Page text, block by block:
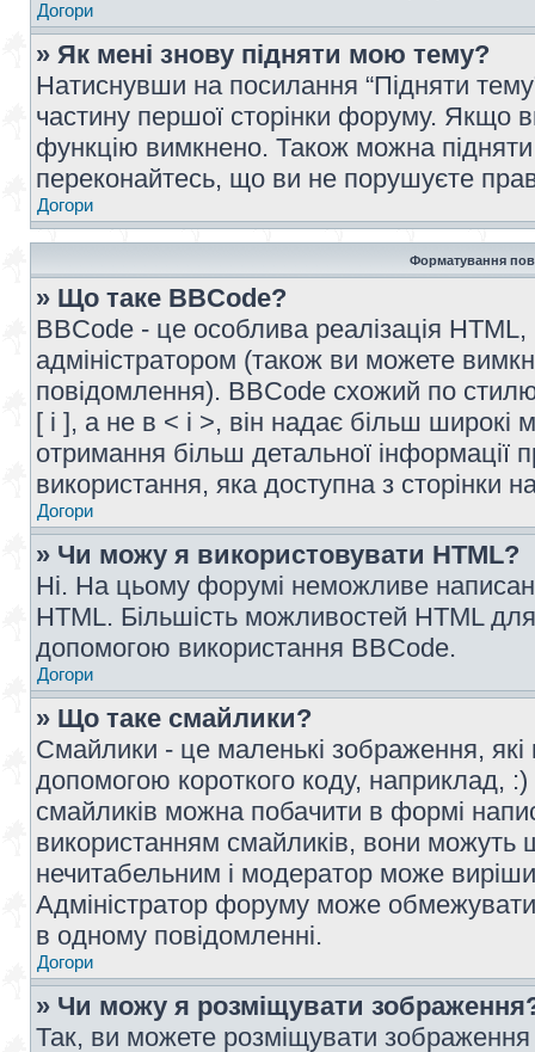
Догори
» Як мені знову підняти мою тему?
Натиснувши на посилання “Підняти
частину першої сторінки форуму. Якщо
функцію вимкнено. Також можна
переконайтесь, що ви не порушуєте
Догори
Форматування
» Що таке BBCode?
BBCode - це особлива реалізація
адміністратором (також ви можете
повідомлення). BBCode схожий по
[ і ], а не в < і >, він надає більш
отримання більш детальної інформації
використання, яка доступна з сторінки
Догори
» Чи можу я використовувати HTML?
Ні. На цьому форумі неможливе
HTML. Більшість можливостей HTML
допомогою використання BBCode.
Догори
» Що таке смайлики?
Смайлики - це маленькі зображення, які
допомогою короткого коду, наприклад,
смайликів можна побачити в формі
використанням смайликів, вони
нечитабельним і модератор може
Адміністратор форуму може обмежувати
в одному повідомленні.
Догори
» Чи можу я розміщувати
Так, ви можете розміщувати